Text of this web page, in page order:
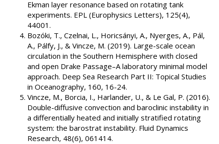
Ekman layer resonance based on rotating tank
experiments. EPL (Europhysics Letters), 125(4),
44001.
Bozóki, T., Czelnai, L., Horicsányi, A., Nyerges, A., Pál,
A., Pálfy, J., & Vincze, M. (2019). Large-scale ocean
circulation in the Southern Hemisphere with closed
and open Drake Passage–A laboratory minimal model
approach. Deep Sea Research Part II: Topical Studies
in Oceanography, 160, 16-24.
Vincze, M., Borcia, I., Harlander, U., & Le Gal, P. (2016).
Double-diffusive convection and baroclinic instability in
a differentially heated and initially stratified rotating
system: the barostrat instability. Fluid Dynamics
Research, 48(6), 061414.